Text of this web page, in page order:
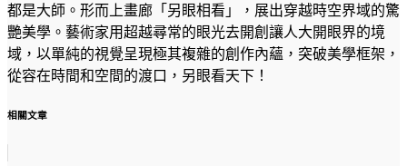
都是大師。形而上畫廊「另眼相看」，展出穿越時空界域的驚
艷美學。藝術家用超越尋常的眼光去開創讓人大開眼界的境
域，以單純的視覺呈現極其複雜的創作內蘊，突破美學框架，
從容在時間和空間的渡口，另眼看天下！
相關文章